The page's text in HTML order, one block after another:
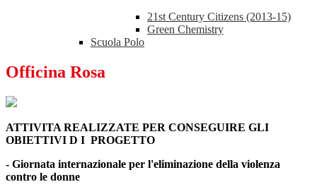
21st Century Citizens (2013-15)
Green Chemistry
Scuola Polo
Officina Rosa
ATTIVITA REALIZZATE PER CONSEGUIRE GLI
OBIETTIVI D I PROGETTO
- Giornata internazionale per l'eliminazione della violenza
contro le donne